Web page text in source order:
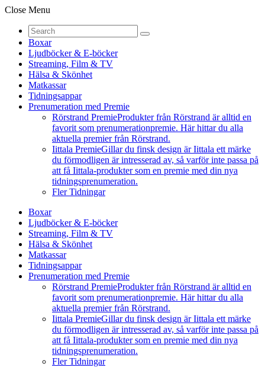
Close Menu
Boxar
Ljudböcker & E-böcker
Streaming, Film & TV
Hälsa & Skönhet
Matkassar
Tidningsappar
Prenumeration med Premie
Rörstrand PremieProdukter från Rörstrand är alltid en
favorit som prenumerationpremie. Här hittar du alla
aktuella premier från Rörstrand.
Iittala PremieGillar du finsk design är Iittala ett märke
du förmodligen är intresserad av, så varför inte passa på
att få Iittala-produkter som en premie med din nya
tidningsprenumeration.
Fler Tidningar
Boxar
Ljudböcker & E-böcker
Streaming, Film & TV
Hälsa & Skönhet
Matkassar
Tidningsappar
Prenumeration med Premie
Rörstrand PremieProdukter från Rörstrand är alltid en
favorit som prenumerationpremie. Här hittar du alla
aktuella premier från Rörstrand.
Iittala PremieGillar du finsk design är Iittala ett märke
du förmodligen är intresserad av, så varför inte passa på
att få Iittala-produkter som en premie med din nya
tidningsprenumeration.
Fler Tidningar